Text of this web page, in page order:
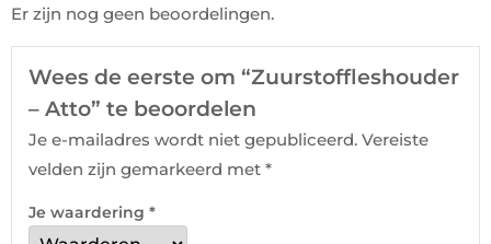
Er zijn nog geen beoordelingen.
Wees de eerste om “Zuurstoffleshouder
– Atto” te beoordelen
Je e-mailadres wordt niet gepubliceerd. Vereiste
velden zijn gemarkeerd met *
Je waardering *